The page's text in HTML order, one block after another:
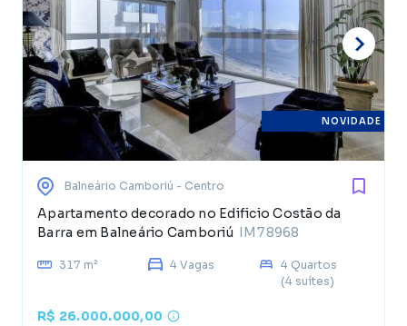
NOVIDADE
Balneário Camboriú - Centro
Apartamento decorado no Edificio Costão da
Barra em Balneário Camboriú IM78968
317 m² 4 Vagas
4 Quartos
(4 suítes)
R$ 26.000.000,00